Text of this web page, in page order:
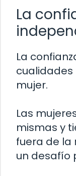
La
La
cualidades
mujer.
Las
mismas y
fuera de la
un desafío